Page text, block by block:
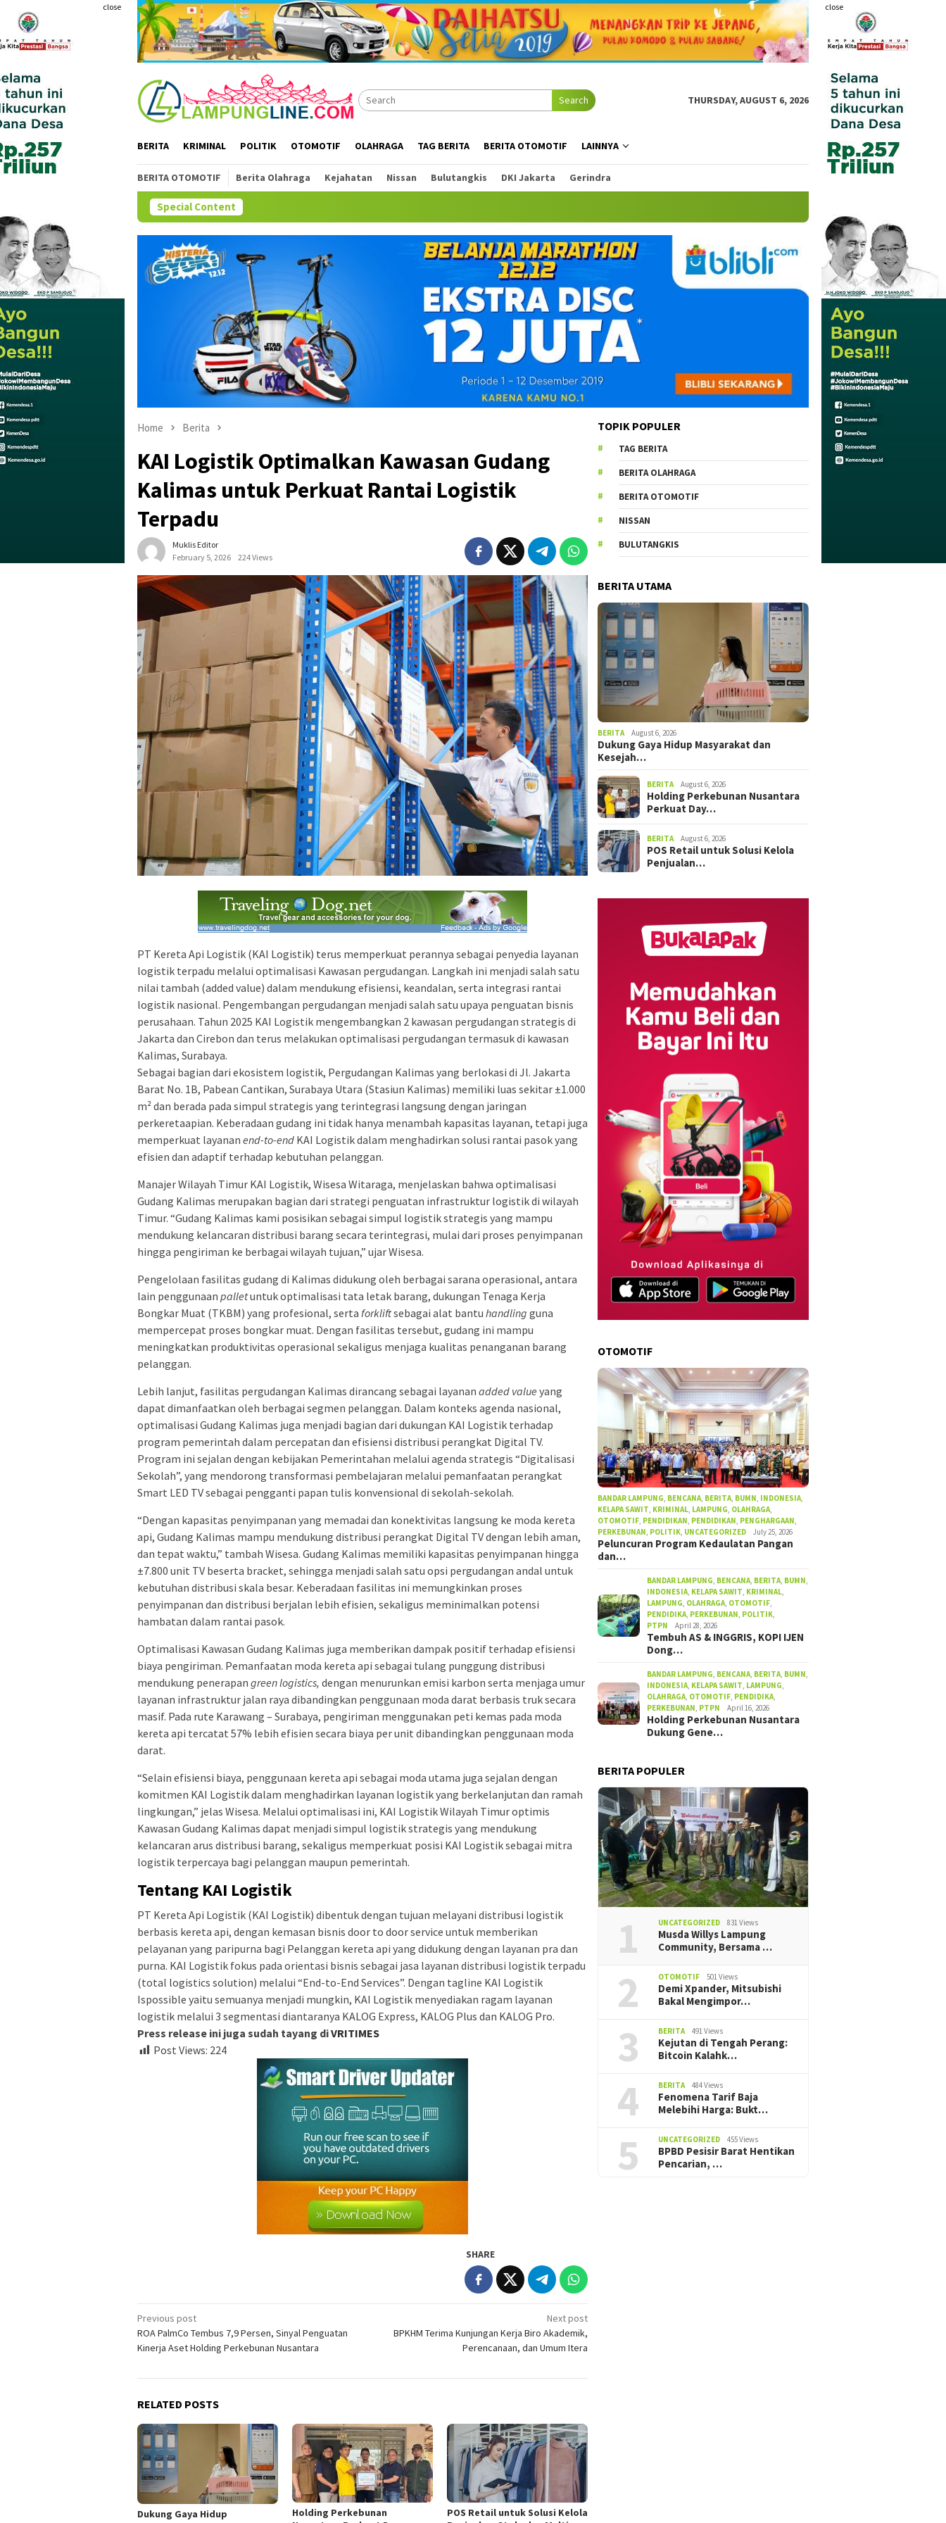
content
close close
Search THURSDAY, AUGUST 6, 2026
BERITA KRIMINAL POLITIK OTOMOTIF OLAHRAGA TAG BERITA BERITA OTOMOTIF LAINNYA
BERITA OTOMOTIF Berita Olahraga Kejahatan Nissan Bulutangkis DKI Jakarta Gerindra
Special Content
Home Berita
KAI Logistik Optimalkan Kawasan Gudang
Kalimas untuk Perkuat Rantai Logistik
Terpadu
Muklis Editor
February 5, 2026
224 Views
PT Kereta Api Logistik (KAI Logistik) terus memperkuat perannya sebagai penyedia layanan
logistik terpadu melalui optimalisasi Kawasan pergudangan. Langkah ini menjadi salah satu
nilai tambah (added value) dalam mendukung efisiensi, keandalan, serta integrasi rantai
logistik nasional. Pengembangan pergudangan menjadi salah satu upaya penguatan bisnis
perusahaan. Tahun 2025 KAI Logistik mengembangkan 2 kawasan pergudangan strategis di
Jakarta dan Cirebon dan terus melakukan optimalisasi pergudangan termasuk di kawasan
Kalimas, Surabaya.
Sebagai bagian dari ekosistem logistik, Pergudangan Kalimas yang berlokasi di Jl. Jakarta
Barat No. 1B, Pabean Cantikan, Surabaya Utara (Stasiun Kalimas) memiliki luas sekitar ±1.000
m² dan berada pada simpul strategis yang terintegrasi langsung dengan jaringan
perkeretaapian. Keberadaan gudang ini tidak hanya menambah kapasitas layanan, tetapi juga
memperkuat layanan end-to-end KAI Logistik dalam menghadirkan solusi rantai pasok yang
efisien dan adaptif terhadap kebutuhan pelanggan.
Manajer Wilayah Timur KAI Logistik, Wisesa Witaraga, menjelaskan bahwa optimalisasi
Gudang Kalimas merupakan bagian dari strategi penguatan infrastruktur logistik di wilayah
Timur. “Gudang Kalimas kami posisikan sebagai simpul logistik strategis yang mampu
mendukung kelancaran distribusi barang secara terintegrasi, mulai dari proses penyimpanan
hingga pengiriman ke berbagai wilayah tujuan,” ujar Wisesa.
Pengelolaan fasilitas gudang di Kalimas didukung oleh berbagai sarana operasional, antara
lain penggunaan palletuntuk optimalisasi tata letak barang, dukungan Tenaga Kerja
Bongkar Muat (TKBM) yang profesional, serta forkliftsebagai alat bantu handling guna
mempercepat proses bongkar muat. Dengan fasilitas tersebut, gudang ini mampu
meningkatkan produktivitas operasional sekaligus menjaga kualitas penanganan barang
pelanggan.
Lebih lanjut, fasilitas pergudangan Kalimas dirancang sebagai layanan added value yang
dapat dimanfaatkan oleh berbagai segmen pelanggan. Dalam konteks agenda nasional,
optimalisasi Gudang Kalimas juga menjadi bagian dari dukungan KAI Logistik terhadap
program pemerintah dalam percepatan dan efisiensi distribusi perangkat Digital TV.
Program ini sejalan dengan kebijakan Pemerintahan melalui agenda strategis “Digitalisasi
Sekolah”, yang mendorong transformasi pembelajaran melalui pemanfaatan perangkat
Smart LED TV sebagai pengganti papan tulis konvensional di sekolah-sekolah.
“Dengan kapasitas penyimpanan yang memadai dan konektivitas langsung ke moda kereta
api, Gudang Kalimas mampu mendukung distribusi perangkat Digital TV dengan lebih aman,
dan tepat waktu,” tambah Wisesa. Gudang Kalimas memiliki kapasitas penyimpanan hingga
±7.800 unit TV beserta bracket, sehingga menjadi salah satu opsi pergudangan andal untuk
kebutuhan distribusi skala besar. Keberadaan fasilitas ini memungkinkan proses
penyimpanan dan distribusi berjalan lebih efisien, sekaligus meminimalkan potensi
hambatan dalam rantai pasok.
Optimalisasi Kawasan Gudang Kalimas juga memberikan dampak positif terhadap efisiensi
biaya pengiriman. Pemanfaatan moda kereta api sebagai tulang punggung distribusi
mendukung penerapan green logistics, dengan menurunkan emisi karbon serta menjaga umur
layanan infrastruktur jalan raya dibandingkan penggunaan moda darat berbasis truk secara
masif. Pada rute Karawang – Surabaya, pengiriman menggunakan peti kemas pada moda
kereta api tercatat 57% lebih efisien secara biaya per unit dibandingkan penggunaan moda
darat.
“Selain efisiensi biaya, penggunaan kereta api sebagai moda utama juga sejalan dengan
komitmen KAI Logistik dalam menghadirkan layanan logistik yang berkelanjutan dan ramah
lingkungan,” jelas Wisesa. Melalui optimalisasi ini, KAI Logistik Wilayah Timur optimis
Kawasan Gudang Kalimas dapat menjadi simpul logistik strategis yang mendukung
kelancaran arus distribusi barang, sekaligus memperkuat posisi KAI Logistik sebagai mitra
logistik terpercaya bagi pelanggan maupun pemerintah.
Tentang KAI Logistik
PT Kereta Api Logistik (KAI Logistik) dibentuk dengan tujuan melayani distribusi logistik
berbasis kereta api, dengan kemasan bisnis door to door service untuk memberikan
pelayanan yang paripurna bagi Pelanggan kereta api yang didukung dengan layanan pra dan
purna. KAI Logistik fokus pada orientasi bisnis sebagai jasa layanan distribusi logistik terpadu
(total logistics solution) melalui “End-to-End Services”. Dengan tagline KAI Logistik
Ispossible yaitu semuanya menjadi mungkin, KAI Logistik menyediakan ragam layanan
logistik melalui 3 segmentasi diantaranya KALOG Express, KALOG Plus dan KALOG Pro.
Press release ini juga sudah tayang diVRITIMES
Post Views: 224
SHARE
Post
navigation
Previous post
ROA PalmCo Tembus 7,9 Persen, Sinyal Penguatan
Kinerja Aset Holding Perkebunan Nusantara
Next post
BPKHM Terima Kunjungan Kerja Biro Akademik,
Perencanaan, dan Umum Itera
RELATED POSTS
Dukung Gaya Hidup
Holding Perkebunan
POS Retail untuk Solusi Kelola
TOPIK POPULER
TAG BERITA
BERITA OLAHRAGA
BERITA OTOMOTIF
NISSAN
BULUTANGKIS
BERITA UTAMA
BERITA August 6, 2026
Dukung Gaya Hidup Masyarakat dan
Kesejah…
BERITA August 6, 2026
Holding Perkebunan Nusantara
Perkuat Day…
BERITA August 6, 2026
POS Retail untuk Solusi Kelola
Penjualan…
OTOMOTIF
BANDAR LAMPUNG, BENCANA, BERITA, BUMN, INDONESIA,
KELAPA SAWIT, KRIMINAL, LAMPUNG, OLAHRAGA,
OTOMOTIF, PENDIDIKAN, PENDIDIKAN, PENGHARGAAN,
PERKEBUNAN, POLITIK, UNCATEGORIZED July 25, 2026
Peluncuran Program Kedaulatan Pangan
dan…
BANDAR LAMPUNG, BENCANA, BERITA, BUMN,
INDONESIA, KELAPA SAWIT, KRIMINAL,
LAMPUNG, OLAHRAGA, OTOMOTIF,
PENDIDIKA, PERKEBUNAN, POLITIK,
PTPN
April 28, 2026
Tembuh AS & INGGRIS, KOPI IJEN
Dong…
BANDAR LAMPUNG, BENCANA, BERITA, BUMN,
INDONESIA, KELAPA SAWIT, LAMPUNG,
OLAHRAGA, OTOMOTIF, PENDIDIKA,
PERKEBUNAN, PTPN April 16, 2026
Holding Perkebunan Nusantara
Dukung Gene…
BERITA POPULER
1 UNCATEGORIZED 831 Views
Musda Willys Lampung
Community, Bersama …
2 OTOMOTIF 501 Views
Demi Xpander, Mitsubishi
Bakal Mengimpor…
3 BERITA 491 Views
Kejutan di Tengah Perang:
Bitcoin Kalahk…
4 BERITA 484 Views
Fenomena Tarif Baja
Melebihi Harga: Bukt…
5 UNCATEGORIZED 455 Views
BPBD Pesisir Barat Hentikan
Pencarian, ‎…